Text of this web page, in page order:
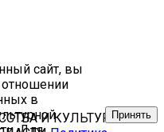
И КУЛЬТУРНОЙ
сайт, вы
отношении
в
Принять